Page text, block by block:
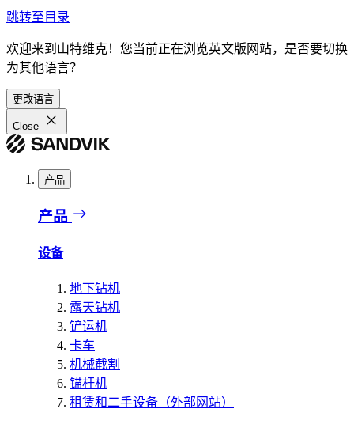
跳转至目录
欢迎来到山特维克！您当前正在浏览英文版网站，是否要切换
为其他语言？
更改语言
Close
产品
产品
设备
地下钻机
露天钻机
铲运机
卡车
机械截割
锚杆机
租赁和二手设备（外部网站）